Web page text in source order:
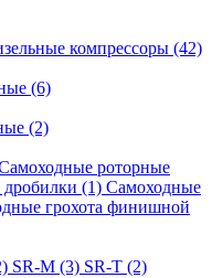
компрессоры (42)
(6)
(2)
роторные
(1) Самоходные
грохота финишной
SR-M (3) SR-T (2)